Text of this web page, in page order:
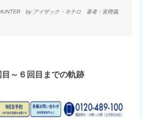
by:アイザック・ネテロ 著者：富樫義
～６回目までの軌跡